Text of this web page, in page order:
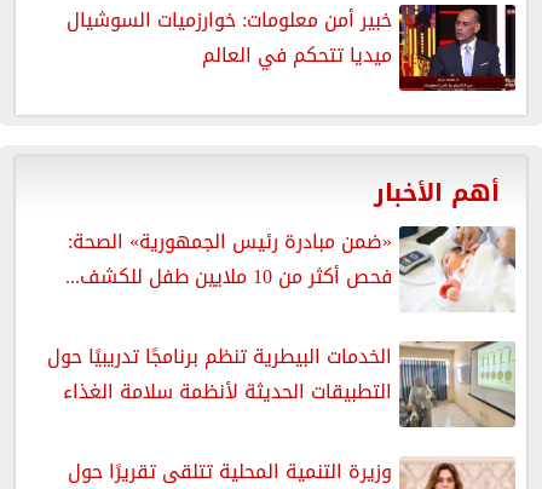
خبير أمن معلومات: خوارزميات السوشيال
ميديا تتحكم في العالم
أهم الأخبار
«ضمن مبادرة رئيس الجمهورية» الصحة:
فحص أكثر من 10 ملايين طفل للكشف...
الخدمات البيطرية تنظم برنامجًا تدريبيًا حول
التطبيقات الحديثة لأنظمة سلامة الغذاء
وزيرة التنمية المحلية تتلقى تقريرًا حول